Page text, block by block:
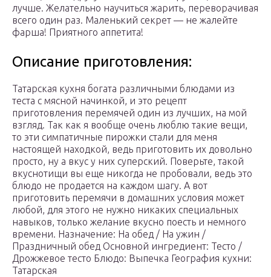
лучше. Желательно научиться жарить, переворачивая
всего один раз. Маленький секрет — не жалейте
фарша! Приятного аппетита!
Описание приготовления:
Татарская кухня богата различными блюдами из
теста с мясной начинкой, и это рецепт
приготовления перемячей один из лучших, на мой
взгляд. Так как я вообще очень люблю такие вещи,
то эти симпатичные пирожки стали для меня
настоящей находкой, ведь приготовить их довольно
просто, ну а вкус у них суперский. Поверьте, такой
вкуснотищи вы еще никогда не пробовали, ведь это
блюдо не продается на каждом шагу. А вот
приготовить перемячи в домашних условия может
любой, для этого не нужно никаких специальных
навыков, только желание вкусно поесть и немного
времени. Назначение: На обед / На ужин /
Праздничный обед Основной ингредиент: Тесто /
Дрожжевое тесто Блюдо: Выпечка География кухни:
Татарская